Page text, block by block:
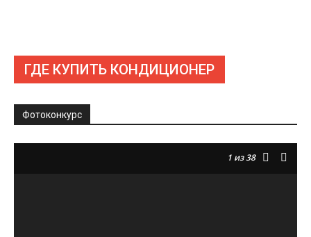
ГДЕ КУПИТЬ КОНДИЦИОНЕР
Фотоконкурс
1 из 38